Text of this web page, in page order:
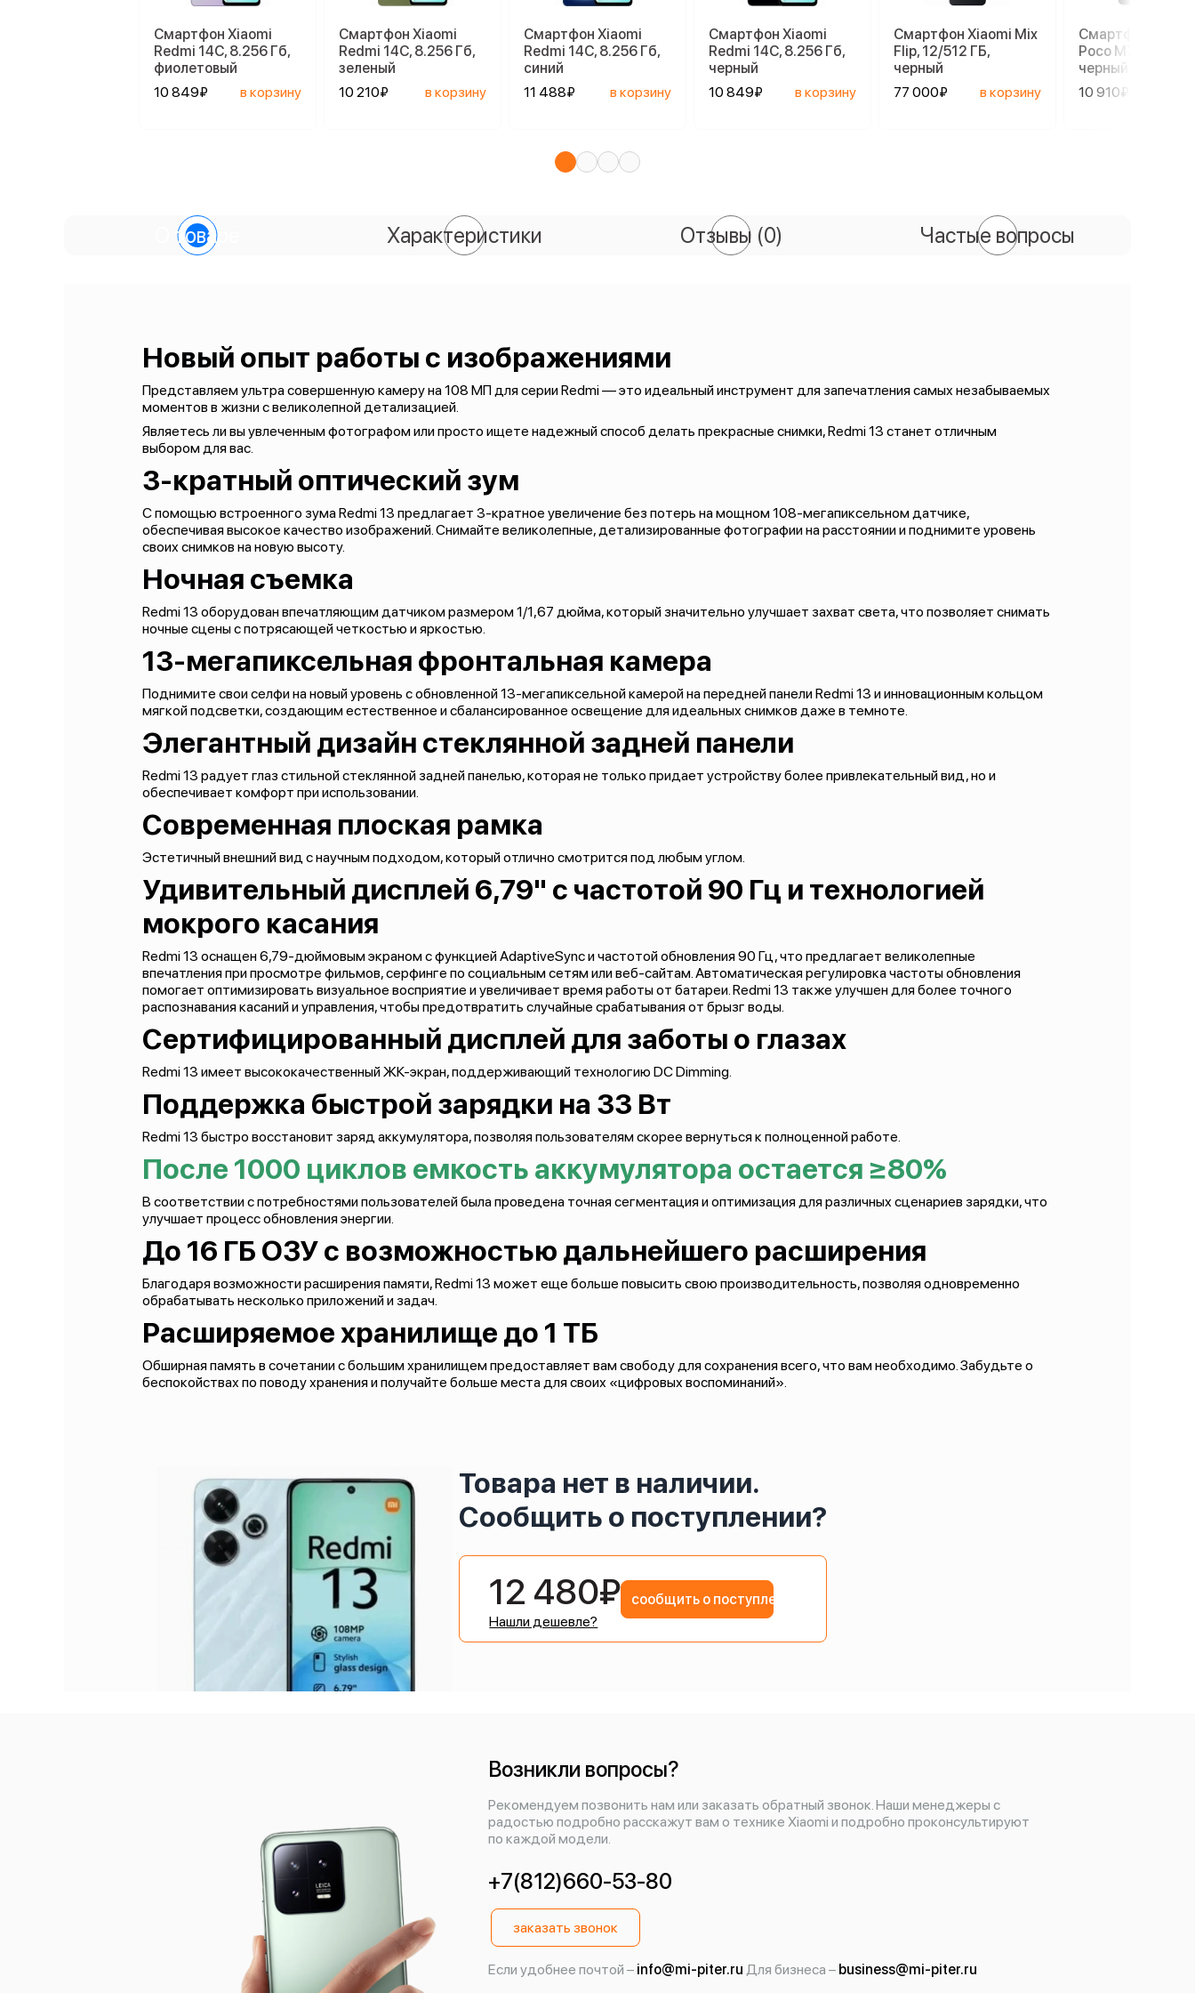
Смартфон Xiaomi
Redmi 14C, 8.256 Гб,
фиолетовый
10 849₽
в корзину
Смартфон Xiaomi
Redmi 14C, 8.256 Гб,
зеленый
10 210₽
в корзину
Смартфон Xiaomi
Redmi 14C, 8.256 Гб,
синий
11 488₽
в корзину
Смартфон Xiaomi
Redmi 14C, 8.256 Гб,
черный
10 849₽
в корзину
Смартфон Xiaomi Mix
Flip, 12/512 ГБ,
черный
77 000₽
в корзину
Смартфон
Poco M7, 6/128
черный
10 910₽
О товаре Характеристики Отзывы (0) Частые вопросы
Новый опыт работы с изображениями
Представляем ультра совершенную камеру на 108 МП для серии Redmi — это идеальный инструмент для запечатления самых незабываемых
моментов в жизни с великолепной детализацией.
Являетесь ли вы увлеченным фотографом или просто ищете надежный способ делать прекрасные снимки, Redmi 13 станет отличным
выбором для вас.
3-кратный оптический зум
С помощью встроенного зума Redmi 13 предлагает 3-кратное увеличение без потерь на мощном 108-мегапиксельном датчике,
обеспечивая высокое качество изображений. Снимайте великолепные, детализированные фотографии на расстоянии и поднимите уровень
своих снимков на новую высоту.
Ночная съемка
Redmi 13 оборудован впечатляющим датчиком размером 1/1,67 дюйма, который значительно улучшает захват света, что позволяет снимать
ночные сцены с потрясающей четкостью и яркостью.
13-мегапиксельная фронтальная камера
Поднимите свои селфи на новый уровень с обновленной 13-мегапиксельной камерой на передней панели Redmi 13 и инновационным кольцом
мягкой подсветки, создающим естественное и сбалансированное освещение для идеальных снимков даже в темноте.
Элегантный дизайн стеклянной задней панели
Redmi 13 радует глаз стильной стеклянной задней панелью, которая не только придает устройству более привлекательный вид, но и
обеспечивает комфорт при использовании.
Современная плоская рамка
Эстетичный внешний вид с научным подходом, который отлично смотрится под любым углом.
Удивительный дисплей 6,79" с частотой 90 Гц и технологией
мокрого касания
Redmi 13 оснащен 6,79-дюймовым экраном с функцией AdaptiveSync и частотой обновления 90 Гц, что предлагает великолепные
впечатления при просмотре фильмов, серфинге по социальным сетям или веб-сайтам. Автоматическая регулировка частоты обновления
помогает оптимизировать визуальное восприятие и увеличивает время работы от батареи. Redmi 13 также улучшен для более точного
распознавания касаний и управления, чтобы предотвратить случайные срабатывания от брызг воды.
Сертифицированный дисплей для заботы о глазах
Redmi 13 имеет высококачественный ЖК-экран, поддерживающий технологию DC Dimming.
Поддержка быстрой зарядки на 33 Вт
Redmi 13 быстро восстановит заряд аккумулятора, позволяя пользователям скорее вернуться к полноценной работе.
После 1000 циклов емкость аккумулятора остается ≥80%
В соответствии с потребностями пользователей была проведена точная сегментация и оптимизация для различных сценариев зарядки, что
улучшает процесс обновления энергии.
До 16 ГБ ОЗУ с возможностью дальнейшего расширения
Благодаря возможности расширения памяти, Redmi 13 может еще больше повысить свою производительность, позволяя одновременно
обрабатывать несколько приложений и задач.
Расширяемое хранилище до 1 ТБ
Обширная память в сочетании с большим хранилищем предоставляет вам свободу для сохранения всего, что вам необходимо. Забудьте о
беспокойствах по поводу хранения и получайте больше места для своих «цифровых воспоминаний».
Товара нет в наличии.
Сообщить о поступлении?
12 480₽
Нашли дешевле?
сообщить о поступлении
Возникли вопросы?
Рекомендуем позвонить нам или заказать обратный звонок. Наши менеджеры с
радостью подробно расскажут вам о технике Xiaomi и подробно проконсультируют
по каждой модели.
+7(812)660-53-80
заказать звонок
Если удобнее почтой – info@mi-piter.ru Для бизнеса – business@mi-piter.ru